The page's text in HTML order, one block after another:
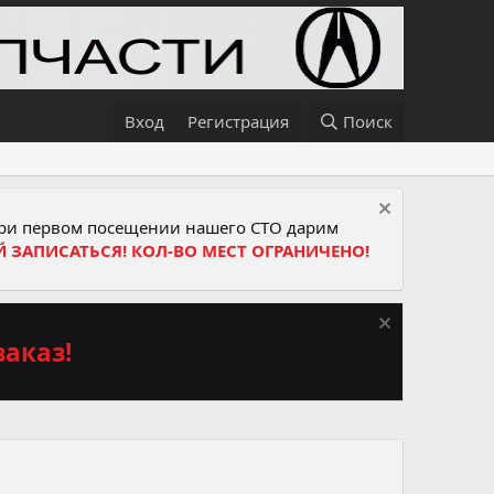
Вход Регистрация Поиск
первом посещении нашего СТО дарим
ЗАПИСАТЬСЯ! КОЛ-ВО МЕСТ ОГРАНИЧЕНО!